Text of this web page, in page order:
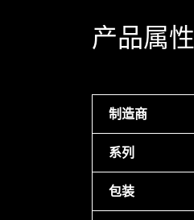
产品属性
制造商
系列
包装